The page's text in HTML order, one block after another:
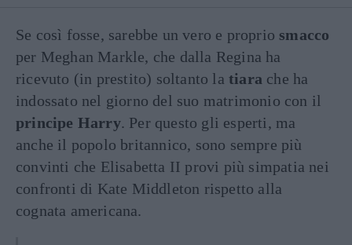
Se così fosse, sarebbe un vero e proprio smacco
per Meghan Markle, che dalla Regina ha
ricevuto (in prestito) soltanto la tiara che ha
indossato nel giorno del suo matrimonio con il
principe Harry. Per questo gli esperti, ma
anche il popolo britannico, sono sempre più
convinti che Elisabetta II provi più simpatia nei
confronti di Kate Middleton rispetto alla
cognata americana.